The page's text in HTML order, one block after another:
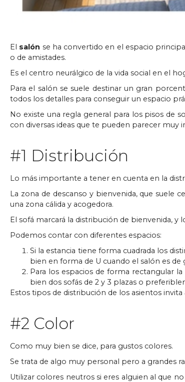
El salón se ha convertido en el espacio
o de amistades.
Es el centro neurálgico de la vida social en el
Para el salón se suele destinar un gran
todos los detalles para conseguir un espacio
No existe una regla general para los pisos de
con diversas ideas que te pueden parecer muy
#1 Distribución
Lo más importante a tener en cuenta en la
La zona de descanso y bienvenida, que suele
una zona cálida y acogedora.
El sofá marcará la distribución de bienvenida,
Podemos contar con diferentes espacios:
Si la estancia tiene forma cuadrada los
bien en forma de U cuando el salón es de
Para los espacios de forma rectangular
bien dos sofás de 2 y 3 plazas o
Estos tipos de distribución de los asientos
#2 Color
Como muy bien se dice, para gustos colores.
Se trata de algo muy personal pero a grandes
Utilizar colores neutros si eres alguien al que